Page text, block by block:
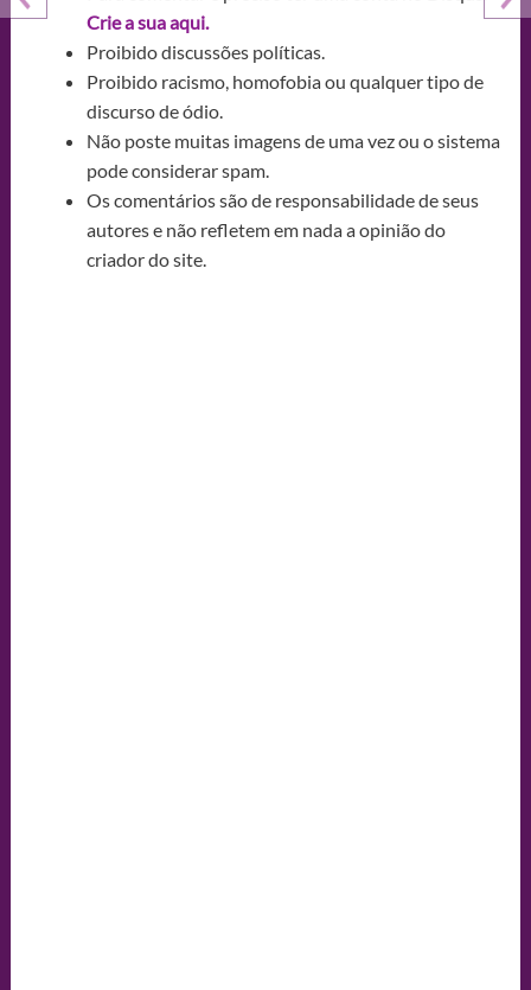
Crie a sua aqui.
Proibido discussões políticas.
Proibido racismo, homofobia ou qualquer tipo de
discurso de ódio.
Não poste muitas imagens de uma vez ou o sistema
pode considerar spam.
Os comentários são de responsabilidade de seus
autores e não refletem em nada a opinião do
criador do site.